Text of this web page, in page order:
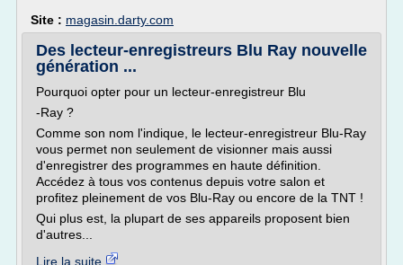
Site : magasin.darty.com
Des lecteur-enregistreurs Blu Ray nouvelle
génération ...
Pourquoi opter pour un lecteur-enregistreur Blu
-Ray ?
Comme son nom l'indique, le lecteur-enregistreur Blu-Ray
vous permet non seulement de visionner mais aussi
d'enregistrer des programmes en haute définition.
Accédez à tous vos contenus depuis votre salon et
profitez pleinement de vos Blu-Ray ou encore de la TNT !
Qui plus est, la plupart de ses appareils proposent bien
d'autres...
Lire la suite